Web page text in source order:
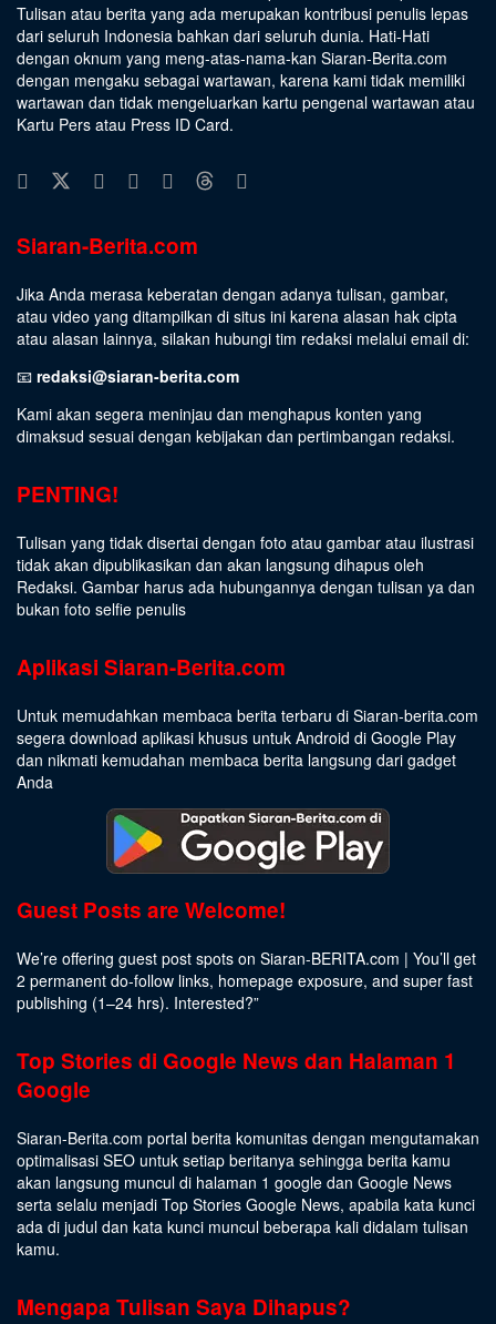
Tulisan atau berita yang ada merupakan kontribusi penulis lepas
dari seluruh Indonesia bahkan dari seluruh dunia. Hati-Hati
dengan oknum yang meng-atas-nama-kan Siaran-Berita.com
dengan mengaku sebagai wartawan, karena kami tidak memiliki
wartawan dan tidak mengeluarkan kartu pengenal wartawan atau
Kartu Pers atau Press ID Card.
Siaran-Berita.com
Jika Anda merasa keberatan dengan adanya tulisan, gambar,
atau video yang ditampilkan di situs ini karena alasan hak cipta
atau alasan lainnya, silakan hubungi tim redaksi melalui email di:
📧 redaksi@siaran-berita.com
Kami akan segera meninjau dan menghapus konten yang
dimaksud sesuai dengan kebijakan dan pertimbangan redaksi.
PENTING!
Tulisan yang tidak disertai dengan foto atau gambar atau ilustrasi
tidak akan dipublikasikan dan akan langsung dihapus oleh
Redaksi. Gambar harus ada hubungannya dengan tulisan ya dan
bukan foto selfie penulis
Aplikasi Siaran-Berita.com
Untuk memudahkan membaca berita terbaru di Siaran-berita.com
segera download aplikasi khusus untuk Android di Google Play
dan nikmati kemudahan membaca berita langsung dari gadget
Anda
Guest Posts are Welcome!
We’re offering guest post spots on Siaran-BERITA.com | You’ll get
2 permanent do-follow links, homepage exposure, and super fast
publishing (1–24 hrs). Interested?”
Top Stories di Google News dan Halaman 1
Google
Siaran-Berita.com portal berita komunitas dengan mengutamakan
optimalisasi SEO untuk setiap beritanya sehingga berita kamu
akan langsung muncul di halaman 1 google dan Google News
serta selalu menjadi Top Stories Google News, apabila kata kunci
ada di judul dan kata kunci muncul beberapa kali didalam tulisan
kamu.
Mengapa Tulisan Saya Dihapus?